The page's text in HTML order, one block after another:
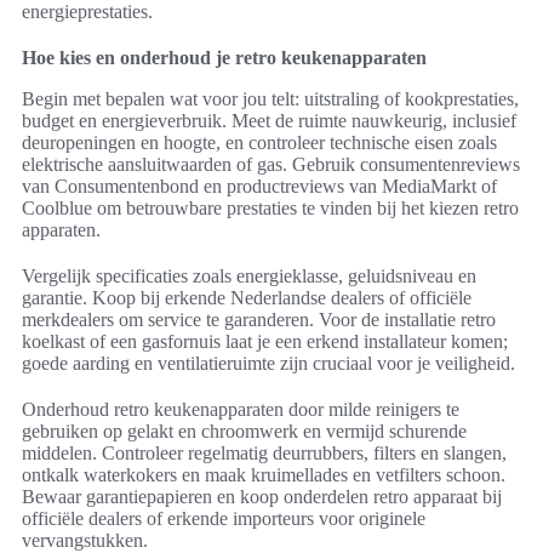
energieprestaties.
Hoe kies en onderhoud je retro keukenapparaten
Begin met bepalen wat voor jou telt: uitstraling of kookprestaties,
budget en energieverbruik. Meet de ruimte nauwkeurig, inclusief
deuropeningen en hoogte, en controleer technische eisen zoals
elektrische aansluitwaarden of gas. Gebruik consumentenreviews
van Consumentenbond en productreviews van MediaMarkt of
Coolblue om betrouwbare prestaties te vinden bij het kiezen retro
apparaten.
Vergelijk specificaties zoals energieklasse, geluidsniveau en
garantie. Koop bij erkende Nederlandse dealers of officiële
merkdealers om service te garanderen. Voor de installatie retro
koelkast of een gasfornuis laat je een erkend installateur komen;
goede aarding en ventilatieruimte zijn cruciaal voor je veiligheid.
Onderhoud retro keukenapparaten door milde reinigers te
gebruiken op gelakt en chroomwerk en vermijd schurende
middelen. Controleer regelmatig deurrubbers, filters en slangen,
ontkalk waterkokers en maak kruimellades en vetfilters schoon.
Bewaar garantiepapieren en koop onderdelen retro apparaat bij
officiële dealers of erkende importeurs voor originele
vervangstukken.